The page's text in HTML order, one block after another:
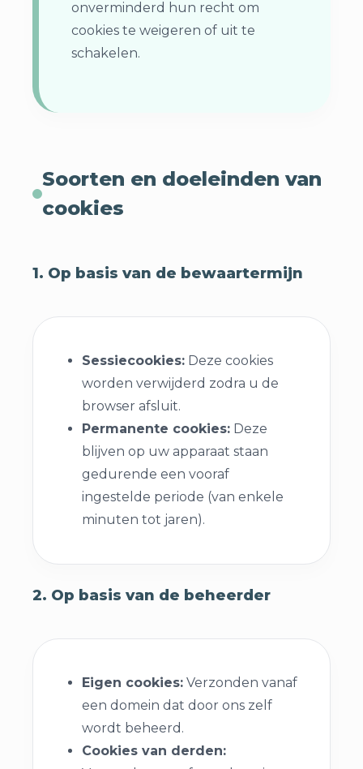
onverminderd hun recht om
cookies te weigeren of uit te
schakelen.
Soorten en doeleinden van
cookies
1. Op basis van de bewaartermijn
Sessiecookies: Deze cookies
worden verwijderd zodra u de
browser afsluit.
Permanente cookies: Deze
blijven op uw apparaat staan
gedurende een vooraf
ingestelde periode (van enkele
minuten tot jaren).
2. Op basis van de beheerder
Eigen cookies: Verzonden vanaf
een domein dat door ons zelf
wordt beheerd.
Cookies van derden: